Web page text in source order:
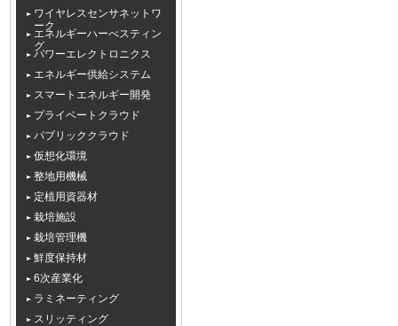
ワイヤレスセンサネットワ
ーク
エネルギーハーべスティン
グ
パワーエレクトロニクス
エネルギー供給システム
スマートエネルギー開発
プライベートクラウド
パブリッククラウド
仮想化環境
整地用機械
定植用資器材
栽培施設
栽培管理機
鮮度保持材
6次産業化
ラミネーティング
スリッティング